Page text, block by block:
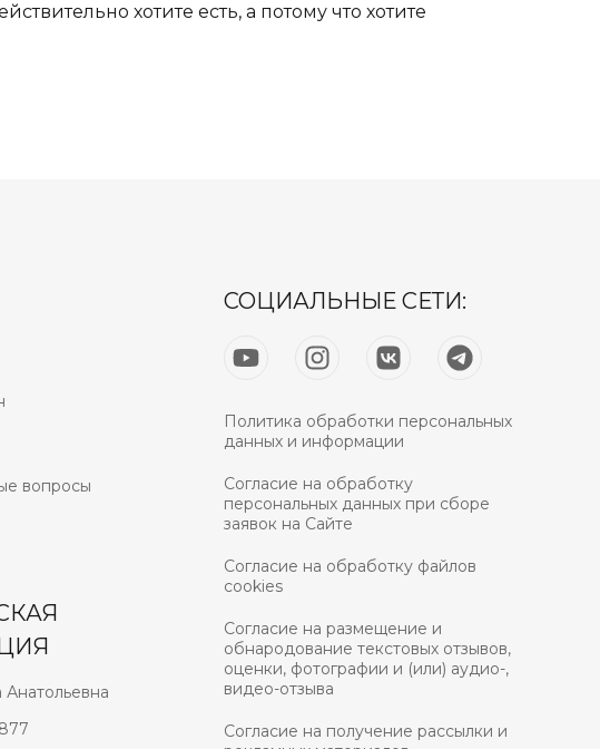
хотите есть, а потому что хотите
вопросы
СОЦИАЛЬНЫЕ СЕТИ:
Политика обработки персональных
данных и информации
Согласие на обработку
персональных данных при сборе
заявок на Сайте
Согласие на обработку файлов
cookies
Согласие на размещение и
обнародование текстовых отзывов,
оценки, фотографии и (или) аудио-,
видео-отзыва
Согласие на получение рассылки и